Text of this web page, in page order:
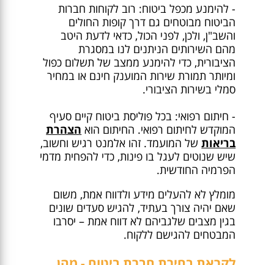
- להימנע מכפל ביטוח: רוב לקוחות חברות
הביטוח מבוטחים גם דרך קופות החולים
והשב"ן, ולכן, לפני הכול, כדאי לדעת היטב
מהם השירותים הניתנים לנו במסגרת
הציבורית, כדי להימנע ממצב של תשלום כפול
ומיותר תמורת שירות המוענק חינם או במחיר
סמלי בשירות הציבורי.
- חיתום רפואי: בכל פוליסת ביטוח קיים סעיף
המוקדש לחיתום רפואי. החיתום הוא הצהרת
בריאותשל המועמד. זהו אלמנט רגיש וחשוב,
שיש שנוטים לעגל בו פינות, כדי להפחית מדמי
הפרמיה החודשית.
מומלץ לא להעלים מידע ולדווח אמת, משום
שאם יהיה צורך בעתיד, להגיש סעדים שונים
בגין מצבים שלגביהם לא דווח אמת – יסרבו
המבטחים להגישם ללקוח.